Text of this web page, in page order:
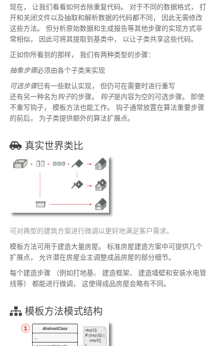
现在， 让我们看看如何去除重复代码。 对于不同的数据格式，
打
开和关闭文件以及抽取和解析数据的代码都不同，
因此无需修改
这些方法。
但分析原始数据和生成报告等其他步骤的实现方式非
常相似， 因此可将其提取到基类中， 以让子类共享这些代码。
正如你所看到的那样， 我们有两种类型的步骤：
抽象步骤必须由各个子类来实现
可选步骤已有一些默认实现，
但仍可在需要时进行重写
还有另一种名为钩子的步骤。 钩子是内容为空的可选步骤。
即使
不重写钩子， 模板方法也能工作。
钩子通常放置在算法重要步骤
的前后， 为子类提供额外的算法扩展点。
真实世界类比
可对典型的建筑方案进行微调以更好地满足客户需求。
模板方法可用于建造大量房屋。
标准房屋建造方案中可提供几个
扩展点， 允许潜在房屋业主调整成品房屋的部分细节。
每个建造步骤
（例如打地基、 建造框架、
建造墙壁和安装水电管
线等） 都能进行微调， 这使得成品房屋会略有不同。
模板方法模式结构